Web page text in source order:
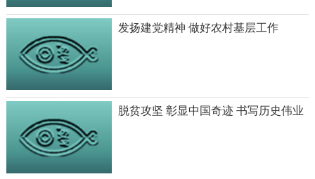
发扬建党精神 做好农村基层工作
脱贫攻坚 彰显中国奇迹 书写历史伟业